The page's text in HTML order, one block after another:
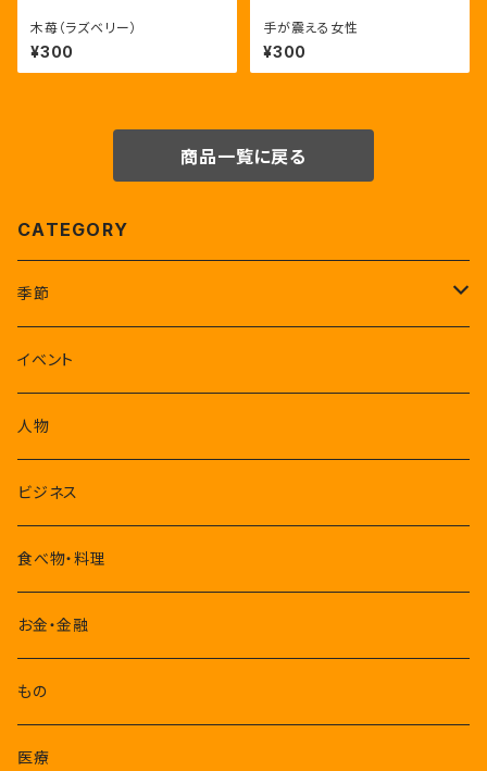
木苺（ラズベリー）
¥300
手が震える女性
¥300
商品一覧に戻る
CATEGORY
季節
1-3月
4-6月
7-9月
10-12月
イベント
人物
ビジネス
食べ物・料理
お金・金融
もの
医療